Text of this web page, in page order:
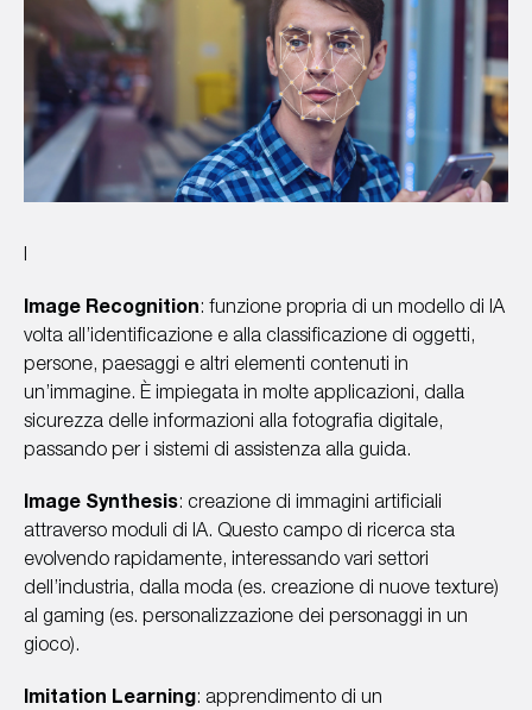
I
Image Recognition: funzione propria di un modello di IA
volta all’identificazione e alla classificazione di oggetti,
persone, paesaggi e altri elementi contenuti in
un’immagine. È impiegata in molte applicazioni, dalla
sicurezza delle informazioni alla fotografia digitale,
passando per i sistemi di assistenza alla guida.
Image Synthesis: creazione di immagini artificiali
attraverso moduli di IA. Questo campo di ricerca sta
evolvendo rapidamente, interessando vari settori
dell’industria, dalla moda (es. creazione di nuove texture)
al gaming (es. personalizzazione dei personaggi in un
gioco).
Imitation Learning: apprendimento di un